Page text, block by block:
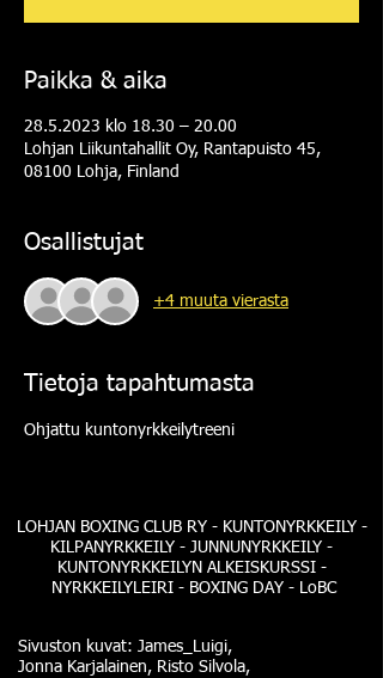
Paikka & aika
28.5.2023 klo 18.30 – 20.00
Lohjan Liikuntahallit Oy, Rantapuisto 45,
08100 Lohja, Finland
Osallistujat
+4 muuta vierasta
Tietoja tapahtumasta
Ohjattu kuntonyrkkeilytreeni
LOHJAN BOXING CLUB RY - KUNTONYRKKEILY -
KILPANYRKKEILY - JUNNUNYRKKEILY -
KUNTONYRKKEILYN ALKEISKURSSI -
NYRKKEILYLEIRI - BOXING DAY - LoBC
Sivuston kuvat: James_Luigi,
Jonna Karjalainen, Risto Silvola,